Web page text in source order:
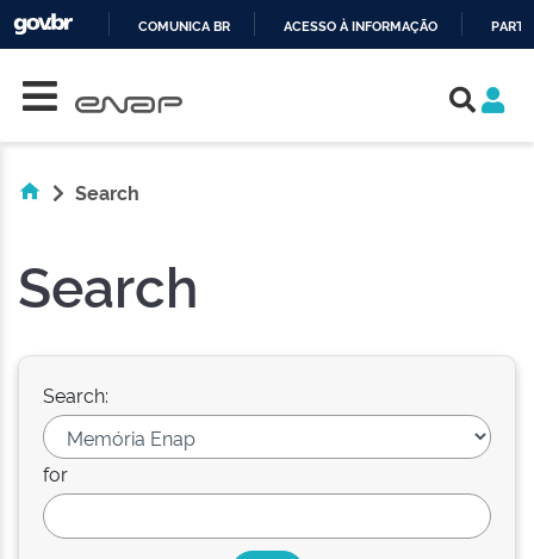
COMUNICA BR ACESSO À INFORMAÇÃO
Search
Search
Search:
for